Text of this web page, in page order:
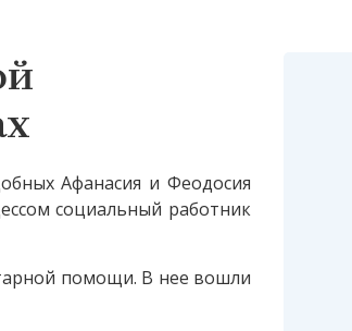
Афанасия и Феодосия
социальный работник
помощи. В нее вошли